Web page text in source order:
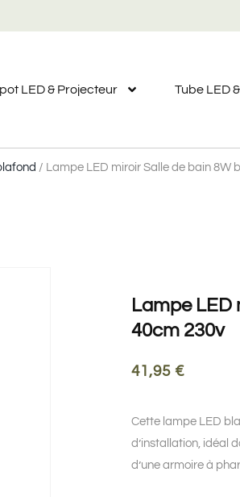
LED & Projecteur Tube LED
/ Lampe LED miroir Salle de bain 8W
Lampe LED
40cm 230v
41,95 €
Cette lampe LED
d’installation, idéal
d’une armoire à